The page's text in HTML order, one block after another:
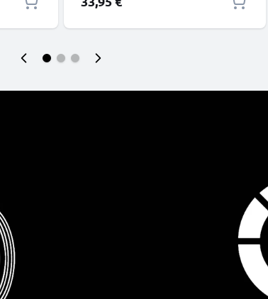
GS200 Affidabile ricambio da